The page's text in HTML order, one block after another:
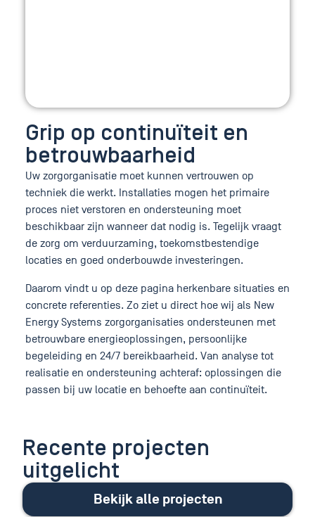
Grip op continuïteit en
betrouwbaarheid
Uw zorgorganisatie moet kunnen vertrouwen op
techniek die werkt. Installaties mogen het primaire
proces niet verstoren en ondersteuning moet
beschikbaar zijn wanneer dat nodig is. Tegelijk vraagt
de zorg om verduurzaming, toekomstbestendige
locaties en goed onderbouwde investeringen.
Daarom vindt u op deze pagina herkenbare situaties en
concrete referenties. Zo ziet u direct hoe wij als New
Energy Systems zorgorganisaties ondersteunen met
betrouwbare energieoplossingen, persoonlijke
begeleiding en 24/7 bereikbaarheid. Van analyse tot
realisatie en ondersteuning achteraf: oplossingen die
passen bij uw locatie en behoefte aan continuïteit.
Recente projecten
uitgelicht
Bekijk alle projecten